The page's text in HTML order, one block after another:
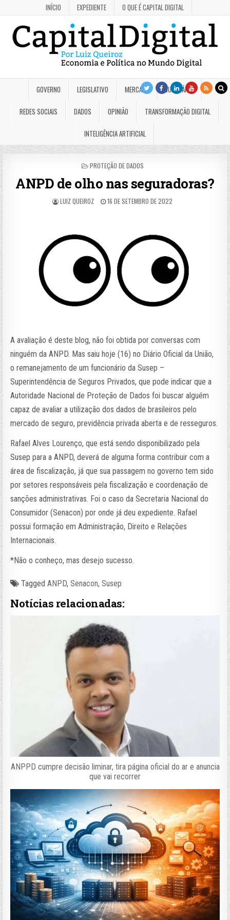
INÍCIO EXPEDIENTE O QUE É CAPITAL DIGITAL
GOVERNO LEGISLATIVO MERCADO JUDICIÁRIO
REDES SOCIAIS DADOS OPINIÃO TRANSFORMAÇÃO DIGITAL
INTELIGÊNCIA ARTIFICIAL
POSTED
PROTEÇÃO DE DADOS
ANPD de olho nas seguradoras?
LUIZ QUEIROZ 16 DE SETEMBRO DE 2022
A avaliação é deste blog, não foi obtida por conversas com
ninguém da ANPD. Mas saiu hoje (16) no Diário Oficial da União,
o remanejamento de um funcionário da Susep –
Superintendência de Seguros Privados, que pode indicar que a
Autoridade Nacional de Proteção de Dados foi buscar alguém
capaz de avaliar a utilização dos dados de brasileiros pelo
mercado de seguro, previdência privada aberta e de resseguros.
Rafael Alves Lourenço, que está sendo disponibilizado pela
Susep para a ANPD, deverá de alguma forma contribuir com a
área de fiscalização, já que sua passagem no governo tem sido
por setores responsáveis pela fiscalização e coordenação de
sanções administrativas. Foi o caso da Secretaria Nacional do
Consumidor (Senacon) por onde já deu expediente. Rafael
possui formação em Administração, Direito e Relações
Internacionais.
*Não o conheço, mas desejo sucesso.
TaggedANPD,Senacon,Susep
Notícias relacionadas:
ANPPD cumpre decisão liminar, tira página oficial do ar e anuncia
que vai recorrer